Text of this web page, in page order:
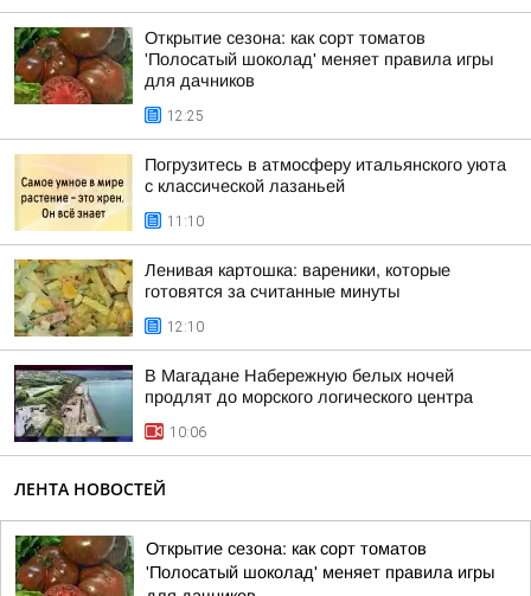
Открытие сезона: как сорт томатов
'Полосатый шоколад' меняет правила игры
для дачников
12:25
Погрузитесь в атмосферу итальянского уюта
с классической лазаньей
11:10
Ленивая картошка: вареники, которые
готовятся за считанные минуты
12:10
В Магадане Набережную белых ночей
продлят до морского логического центра
10:06
ЛЕНТА НОВОСТЕЙ
Открытие сезона: как сорт томатов
'Полосатый шоколад' меняет правила игры